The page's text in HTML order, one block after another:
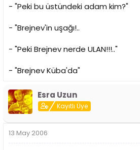
- "Peki bu üstündeki adam kim?"
- "Brejnev'in uşağı!..
- "Peki Brejnev nerde ULAN!!!.."
- "Brejnev Küba'da"
Esra Uzun
Kayıtlı Üye
13 May 2006